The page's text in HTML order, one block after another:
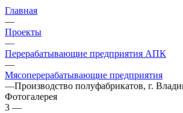
Главная
—
Проекты
—
Перерабатывающие предприятия АПК
—
Мясоперерабатывающие предприятия
—Производство полуфабрикатов, г.
Фотогалерея
3 —